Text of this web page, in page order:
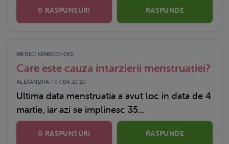
0 RASPUNSURI RASPUNDE
MEDICI GINECOLOGI
Care este cauza intarzierii menstruatiei?
ALEXANDRA | 07.04.2020
Ultima data menstruatia a avut loc in data de 4
martie, iar azi se implinesc 35...
0 RASPUNSURI RASPUNDE